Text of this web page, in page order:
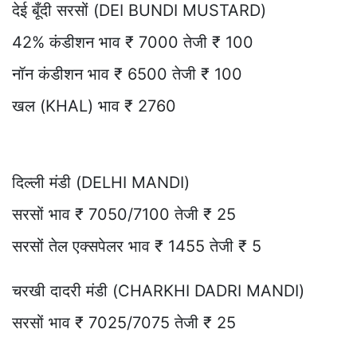
देई बूँदी सरसों (DEI BUNDI MUSTARD)
42% कंडीशन भाव ₹ 7000 तेजी ₹ 100
नॉन कंडीशन भाव ₹ 6500 तेजी ₹ 100
खल (KHAL) भाव ₹ 2760
दिल्ली मंडी (DELHI MANDI)
सरसों भाव ₹ 7050/7100 तेजी ₹ 25
सरसों तेल एक्सपेलर भाव ₹ 1455 तेजी ₹ 5
चरखी दादरी मंडी (CHARKHI DADRI MANDI)
सरसों भाव ₹ 7025/7075 तेजी ₹ 25